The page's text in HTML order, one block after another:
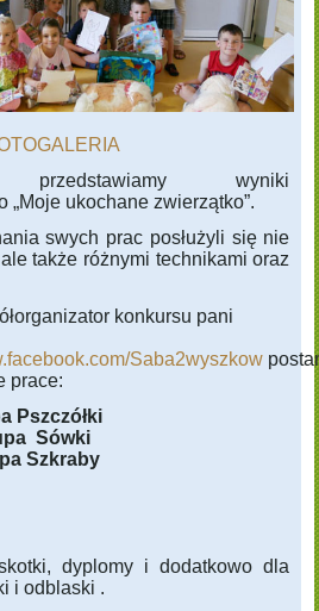
wyniki
„Moje ukochane zwierzątko”.
swych prac posłużyli się nie
także różnymi technikami oraz
konkursu pani
Saba2wyszkow
prace:
Pszczółki
Sówki
Szkraby
dyplomy i dodatkowo dla
i odblaski .